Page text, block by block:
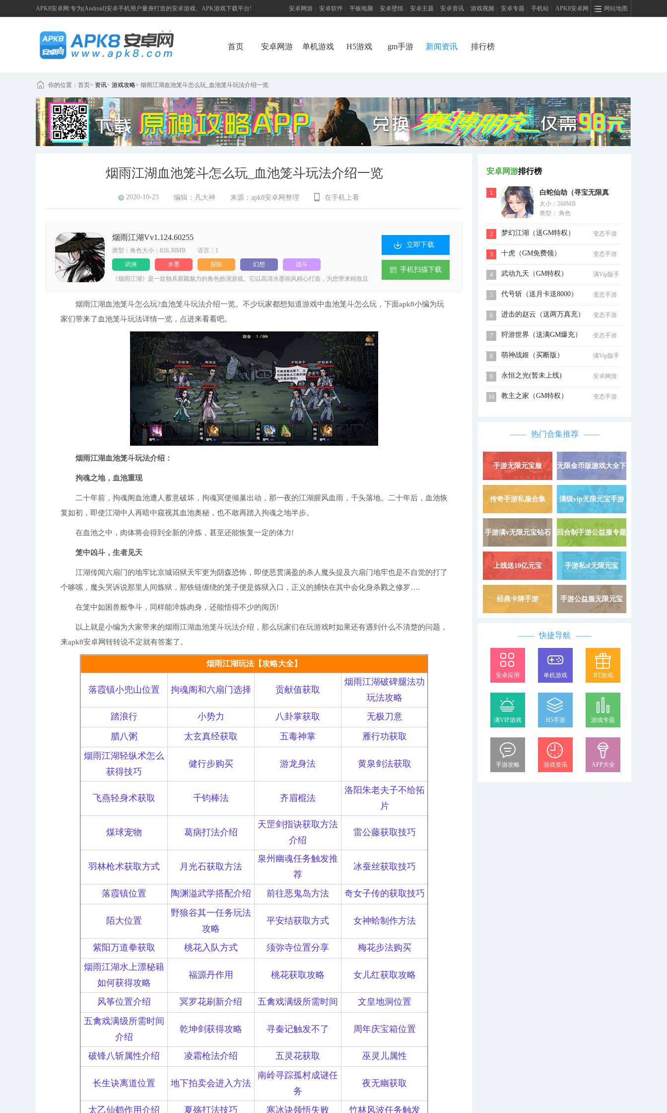
APK8安卓网:专为(Android)安卓手机用户量身打造的安卓游戏、APK游戏下载平台! 网站地图
安卓网游 安卓软件 平板电脑 安卓壁纸 安卓主题 安卓资讯 游戏视频 安卓专题 手机站 APK8安卓网
首页 安卓网游 单机游戏 H5游戏 gm手游 新闻资讯 排行榜
你的位置： 首页> 资讯> 游戏攻略> 烟雨江湖血池笼斗怎么玩_血池笼斗玩法介绍一览
烟雨江湖血池笼斗怎么玩_血池笼斗玩法介绍一览
2020-10-23 编辑： 凡大神 来源： apk8安卓网整理 在手机上看
烟雨江湖Vv1.124.60255
类型：角色大小：826.30MB 语言：1
武侠
水墨 探险 幻想 战斗
《烟雨江湖》是一款独具新颖魅力的角色扮演游戏。它以高清水墨画风精心打造，为您带来精致且
衣楼、雁门关等特色地点，还有武功系统、南阳渡以及各类副本玩法等丰富内容。精彩的游戏剧情
玩家学习修炼，更设置了七大副本以及数十名江湖邪恶头领供玩家挑战，极大地增强了游戏的可玩
轻松收集 身怀各色绝技的伙伴等您招募，玩家自由的收集，助力玩家勇闯天涯，问鼎武林。 2、解
锁技能 各种各样的辅助技能可以解锁，比如丹青、书法、钓鱼、烹饪、炼丹等，欢乐多。 3、趣味
玩法 丰富多样的玩法和精彩的剧情，让您的江湖之旅，变得趣味多样，久玩不会无聊。 4、提升实
力 身怀绝世神兵与神秘武学等待玩家掌握，一步步的提升战斗的实力，轻松的冒险。 5、击败对手
比武切磋，与众高手武道论剑，成功的击败对手，提升自己的名气，十分的耐玩。 6、自由冒险 开
放式的武侠世界可以冒险，游戏富有超高的自由度，更多的内容，都能来解锁。 游戏内容 1、唯美
的水墨色调，能为您带来更为舒适的视觉享受。游戏中不仅有着诸多热血剧情，在地图构造上，更
是精心打造出几十种风格各异的地貌地形。同时，全新的挑战等待您去解锁，使游戏充满无限欢
乐。 2、战斗系统采用回合制。在每回合中，玩家能够进行聚气操作，借助自身的聚气系统，可释
放出一系列强大技能，助力您轻松秒杀敌人。成功取胜后，游戏给予的奖励会更为丰厚。 3、玩家
可自定义选择出身、身份与爱好的初始属性，这种游戏玩法新颖独特，游戏内还藏有无尽的隐藏元
素。与此同时，游戏配备了引人入胜的剧情主线故事，以及完善的角色培养体系，玩起来趣味十
足。 4、主线任务与支线任务巧妙融合，为您带来精彩纷呈的剧情体验。不仅如此，游戏中还有一
个真实可感的江湖世界等待您去解锁，其间充满了趣味十足的精彩冒险，大大增强了游戏的可玩
性。多种多样的游戏挑战，让您在游玩过程中时刻保持新鲜感，绝不会感到无聊。 游戏亮点 1、全
新的剧情类游戏玩法，2D武侠阿画风，细腻清晰的场景画面。 2、众多完善的系统设定，如商城交
易、主支线任务、门派战斗等。 3、轻快悦耳的BGM，轻松易于上手的操作，全新的武侠游戏体
需完成救治药王的日常任务，同时要将柳如意的友好度提升至50。在洛阳的红萝绣庄（20，22）触
80，且已完成妙手回春Ⅱ。此任务需在夜晚执行，并且柳如意必须上阵。任务所需物品有灵芝、人
参、醒梦汤，同时要求炼丹等级达到150 。 3、玉佩之谜。需待游戏时间到子时，于双王镇的回雁
客栈(15, 20)打听地下拍卖会，输入特定口令后进入地下拍卖会。在拍卖会上，参与叫价并支付20两
银子，便可得到《百药论·上卷》。随后与蒙面人交谈，选择攀谈试探，接着从泰安镇(13, 0)进入药
处于上阵状态时，便能够触发【妙手回春Ⅲ】任务。此任务的需求为：【灵芝】30个、【人参】30
新：《奇人要术》 2、支线更新：定州塔 3、江湖杂谈更新 4、商城上架新时装：秋霜夜锦 5、千机
遗迹开启（11.27 10:00 -12.11 23:00） 6、奇遇库扩展，新增奇遇事件 7、2k累充活动开启 -------------
加成未生效的问题 10、修复了枯骨门快速击杀尹茂后，会跳过薛金钗阶段判定战斗胜利的问题
攻”不生效的问题 v1.124.57105 版本 1、修复了奇遇内容中的已知BUG 2、闻香度可存放进凤鸣书院
分BUFF图标错误问题 4、修复其他已知BUG
立即下载
手机扫描下载
烟雨江湖血池笼斗怎么玩?血池笼斗玩法介绍一览。不少玩家都想知道游戏中血池笼斗怎么玩，下面apk8小编为玩
家们带来了血池笼斗玩法详情一览，点进来看看吧。
烟雨江湖血池笼斗玩法介绍：
拘魂之地，血池重现
二十年前，拘魂阁血池遭人蓄意破坏，拘魂冥使倾巢出动，那一夜的江湖腥风血雨，千头落地。二十年后，血池恢
复如初，即使江湖中人再暗中窥视其血池奥秘，也不敢再踏入拘魂之地半步。
在血池之中，肉体将会得到全新的淬炼，甚至还能恢复一定的体力!
笼中凶斗，生者见天
江湖传闻六扇门的地牢比京城诏狱天牢更为阴森恐怖，即使恶贯满盈的杀人魔头提及六扇门地牢也是不自觉的打了
个哆嗦，魔头哭诉说那里人间炼狱，那铁链缠绕的笼子便是炼狱入口，正义的捕快在其中会化身杀戮之修罗….
在笼中如困兽般争斗，同样能淬炼肉身，还能悟得不少的阅历!
以上就是小编为大家带来的烟雨江湖血池笼斗玩法介绍，那么玩家们在玩游戏时如果还有遇到什么不清楚的问题，
来apk8安卓网转转说不定就有答案了。
烟雨江湖玩法【攻略大全】
落霞镇小兜山位置 拘魂阁和六扇门选择 贡献值获取
烟雨江湖破碑腿法功
玩法攻略
踏浪行
小势力 八卦掌获取
无极刀意
腊八粥
太玄真经获取 五毒神掌
雁行功获取
烟雨江湖轻纵术怎么
获得技巧
健行步购买 游龙身法 黄泉剑法获取
飞燕轻身术获取 千钧棒法 齐眉棍法
洛阳朱老夫子不给拓
片
煤球宠物 葛病打法介绍
天罡剑指诀获取方法
介绍
雷公藤获取技巧
羽林枪术获取方式 月光石获取方法
泉州幽魂任务触发推
荐
冰蚕丝获取技巧
落霞镇位置 陶渊溢武学搭配介绍 前往恶鬼岛方法 奇女子传的获取技巧
陌大位置
野狼谷其一任务玩法
攻略
平安结获取方式 女神蛤制作方法
紫阳万道拳获取 桃花入队方式 须弥寺位置分享
梅花步法购买
烟雨江湖水上漂秘籍
如何获得攻略
福源丹作用 桃花获取攻略 女儿红获取攻略
风筝位置介绍 冥罗花刷新介绍 五禽戏满级所需时间
文皇地洞位置
五禽戏满级所需时间
介绍
乾坤剑获得攻略 寻秦记触发不了 周年庆宝箱位置
破锋八斩属性介绍 凌霜枪法介绍 五灵花获取 巫灵儿属性
长生诀离道位置 地下拍卖会进入方法
南岭寻踪孤村成谜任
务
夜无幽获取
太乙仙鹤作用介绍 夏殇打法技巧 寒冰诀领悟失败 竹林风波任务触发
安卓网游排行榜
1
白蛇仙劫（寻宝无限真
充）
大小：268MB
类型： 角色
2 梦幻江湖（送GM特权） 变态手游
3 十虎（GM免费领） 变态手游
4 武动九天（GM特权）
满Vip版手
5
代号斩（送月卡送8000） 变态手游
6 进击的赵云（送两万真充） 变态手游
7 狩游世界（送满GM爆充） 变态手游
8 萌神战姬（买断版）
满Vip版手
9
永恒之光(暂未上线) 安卓网游
10 教主之家（GM特权） 变态手游
热门合集推荐
手游无限元宝服
9999999
详情 »
无限金币版游戏大全下
载
传奇手游私服合集 详情 »
满级vip无限元宝手游
手游满v无限元宝钻石 详情 »
回合制手游公益服专题
上线送10亿元宝 详情 »
手游私sf无限元宝
经典卡牌手游 详情 »
手游公益服无限元宝
快捷导航
安卓应用 单机游戏 BT游戏
满VIP游戏 H5手游 游戏专题
手游攻略 游戏资讯 APP大全